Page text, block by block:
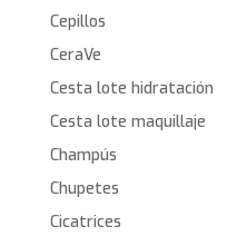
Cepillos
CeraVe
Cesta lote hidratación
Cesta lote maquillaje
Champús
Chupetes
Cicatrices